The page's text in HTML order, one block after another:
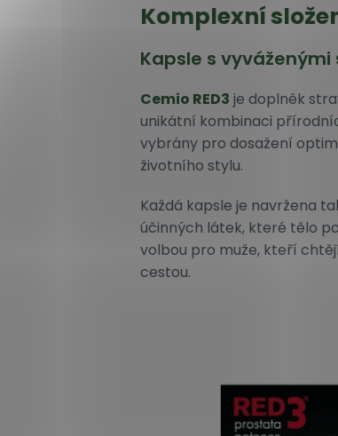
Komplexní
Kapsle s vyváženými
Cemio RED3 je doplněk
unikátní kombinaci
vybrány pro dosažení
životního stylu.
Každá kapsle je navržena
účinných látek, které tělo
volbou pro muže, kteří
cestou.